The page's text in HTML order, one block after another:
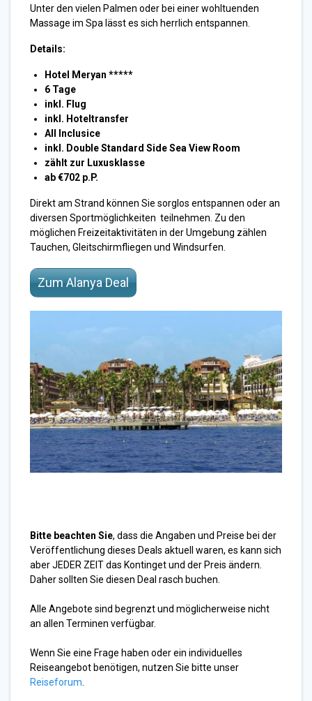
Unter den vielen Palmen oder bei einer wohltuenden
Massage im Spa lässt es sich herrlich entspannen.
Details:
Hotel Meryan *****
6 Tage
inkl. Flug
inkl. Hoteltransfer
All Inclusice
inkl. Double Standard Side Sea View Room
zählt zur Luxusklasse
ab €702 p.P.
Direkt am Strand können Sie sorglos entspannen oder an
diversen Sportmöglichkeiten teilnehmen. Zu den
möglichen Freizeitaktivitäten in der Umgebung zählen
Tauchen, Gleitschirmfliegen und Windsurfen.
Zum Alanya Deal
Bitte beachten Sie, dass die Angaben und Preise bei der
Veröffentlichung dieses Deals aktuell waren, es kann sich
aber JEDER ZEIT das Kontinget und der Preis ändern.
Daher sollten Sie diesen Deal rasch buchen.
Alle Angebote sind begrenzt und möglicherweise nicht
an allen Terminen verfügbar.
Wenn Sie eine Frage haben oder ein individuelles
Reiseangebot benötigen, nutzen Sie bitte unser
Reiseforum.